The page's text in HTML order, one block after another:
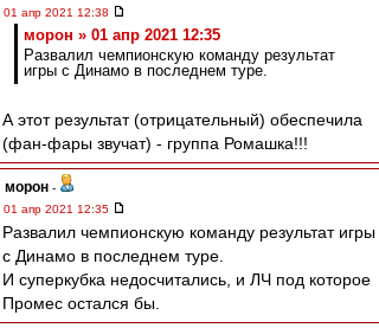
01 апр 2021 12:38
морон » 01 апр 2021 12:35
Развалил чемпионскую команду результат
игры с Динамо в последнем туре.
А этот результат (отрицательный) обеспечила
(фан-фары звучат) - группа Ромашка!!!
морон -
01 апр 2021 12:35
Развалил чемпионскую команду результат игры
с Динамо в последнем туре.
И суперкубка недосчитались, и ЛЧ под которое
Промес остался бы.